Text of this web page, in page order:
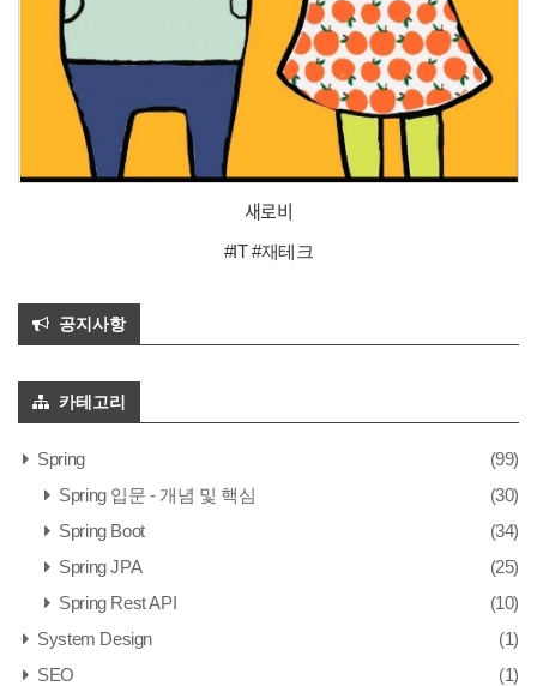
새로비
#IT #재테크
공지사항
카테고리
Spring
(99)
Spring 입문 - 개념 및 핵심
(30)
Spring Boot
(34)
Spring JPA
(25)
Spring Rest API
(10)
System Design
(1)
SEO
(1)